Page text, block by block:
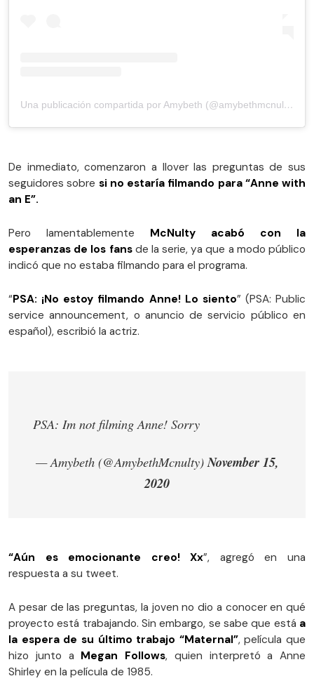
Una publicación compartida por Amybeth (@amybethmcnulty)
De inmediato, comenzaron a llover las preguntas de sus
seguidores sobre si no estaría filmando para “Anne with
an E”.
Pero lamentablemente McNulty acabó con la
esperanzas de los fansde la serie, ya que a modo público
indicó que no estaba filmando para el programa.
“PSA: ¡No estoy filmando Anne! Lo siento” (PSA: Public
service announcement, o anuncio de servicio público en
español), escribió la actriz.
PSA: Im not filming Anne! Sorry
— Amybeth (@AmybethMcnulty)November 15,
2020
“Aún es emocionante creo! Xx”, agregó en una
respuesta a su tweet.
A pesar de las preguntas, la joven no dio a conocer en qué
proyecto está trabajando. Sin embargo, se sabe que está a
la espera de su último trabajo “Maternal”, película que
hizo junto a Megan Follows, quien interpretó a Anne
Shirley en la película de 1985.